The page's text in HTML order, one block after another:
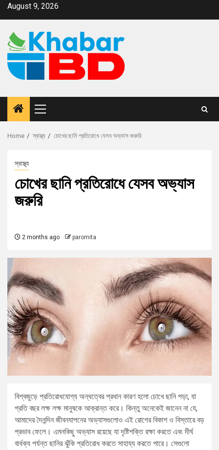
August 9, 2026
Home স্বাস্থ্য চোখের ছানি প্রতিরোধে যেসব অভ্যাস জরুরি
স্বাস্থ্য
চোখের ছানি প্রতিরোধে যেসব অভ্যাস
জরুরি
2 months ago paromita
বিশ্বজুড়ে প্রতিরোধযোগ্য অন্ধত্বের প্রধান কারণ হলো চোখে ছানি পড়া, যা
প্রতি বছর লক্ষ লক্ষ মানুষকে আক্রান্ত করে। কিন্তু অনেকেই জানেন না যে,
আমাদের দৈনন্দিন জীবনযাপনের অভ্যাসগুলোও এই রোগের বিকাশ ও বিস্তারে বড়
প্রভাব ফেলে। এমনকিছু অভ্যাস রয়েছে যা দৃষ্টিশক্তি রক্ষা করতে এবং দীর্ঘ
বার্ধক্য পর্যন্ত ছানির ঝুঁকি প্রতিরোধ করতে সাহায্য করতে পারে। সেগুলো